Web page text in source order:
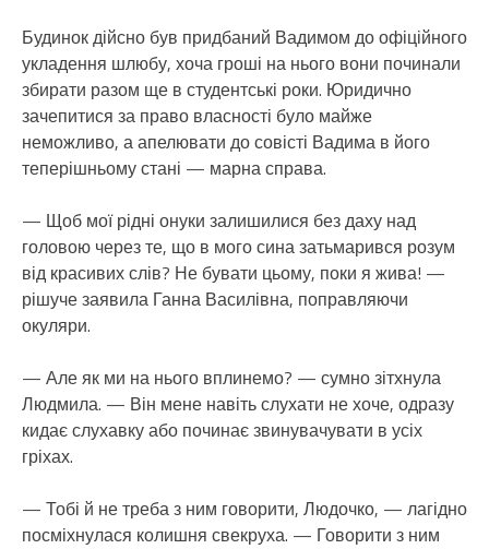
Будинок дійсно був придбаний Вадимом до офіційного
укладення шлюбу, хоча гроші на нього вони починали
збирати разом ще в студентські роки. Юридично
зачепитися за право власності було майже
неможливо, а апелювати до совісті Вадима в його
теперішньому стані — марна справа.
— Щоб мої рідні онуки залишилися без даху над
головою через те, що в мого сина затьмарився розум
від красивих слів? Не бувати цьому, поки я жива! —
рішуче заявила Ганна Василівна, поправляючи
окуляри.
— Але як ми на нього вплинемо? — сумно зітхнула
Людмила. — Він мене навіть слухати не хоче, одразу
кидає слухавку або починає звинувачувати в усіх
гріхах.
— Тобі й не треба з ним говорити, Людочко, — лагідно
посміхнулася колишня свекруха. — Говорити з ним